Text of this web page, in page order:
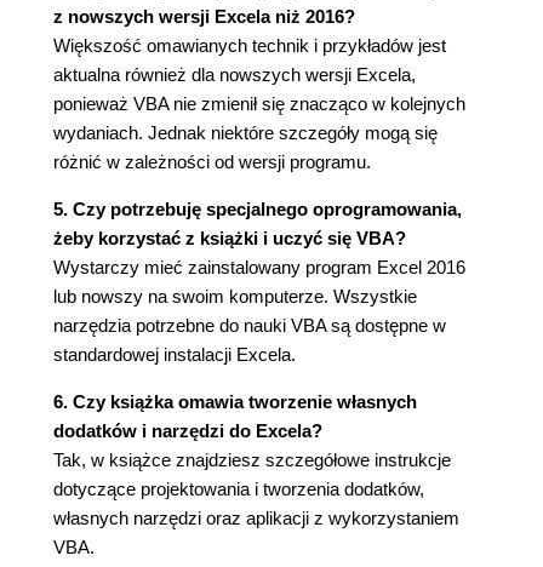
Wydajność systemu (51)
Tryby karty graficznej (51)
Rozdział 2. Wprowadzenie do języka VBA (53)
Rejestrator makr Excela (53)
Tworzenie pierwszego makra (54)
Porównanie rejestrowania makr z
odwołaniami względnymi i bezwzględnymi
(58)
Inne zagadnienia związane z makrami (63)
Praca z edytorem Visual Basic Editor (VBE) (68)
Podstawowe elementy edytora VBE (68)
Tajemnice okna Project (70)
Dostosowywanie środowiska edytora Visual
Basic (76)
Karta Editor Format (78)
Karta General (79)
Karta Docking (80)
Podstawowe informacje o języku VBA (80)
z nowszych wersji Excela niż 2016?
Większość omawianych technik i przykładów jest
aktualna również dla nowszych wersji Excela,
ponieważ VBA nie zmienił się znacząco w kolejnych
wydaniach. Jednak niektóre szczegóły mogą się
różnić w zależności od wersji programu.
5. Czy potrzebuję specjalnego oprogramowania,
żeby korzystać z książki i uczyć się VBA?
Wystarczy mieć zainstalowany program Excel 2016
lub nowszy na swoim komputerze. Wszystkie
narzędzia potrzebne do nauki VBA są dostępne w
standardowej instalacji Excela.
6. Czy książka omawia tworzenie własnych
dodatków i narzędzi do Excela?
Tak, w książce znajdziesz szczegółowe instrukcje
dotyczące projektowania i tworzenia dodatków,
własnych narzędzi oraz aplikacji z wykorzystaniem
VBA.